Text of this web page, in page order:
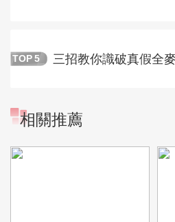
TOP 5 三招教你識破真假全
相關推薦